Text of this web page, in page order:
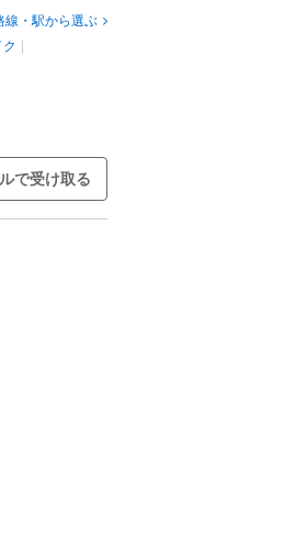
線・駅から選ぶ
ク
で受け取る